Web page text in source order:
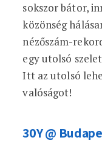
sokszor bátor,
közönség
nézőszám-
egy utolsó
Itt az utolsó
valóságot!
30Y @